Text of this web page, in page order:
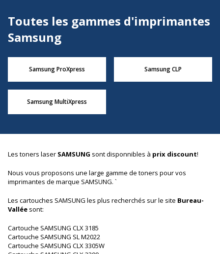
Toutes les gammes d'imprimantes
Samsung
Samsung ProXpress Samsung CLP
Samsung MultiXpress
Les toners laser SAMSUNG sont disponnibles à prix discount!
Nous vous proposons une large gamme de toners pour vos
imprimantes de marque SAMSUNG. `
Les cartouches SAMSUNG les plus recherchés sur le site Bureau-
Vallée sont:
Cartouche SAMSUNG CLX 3185
Cartouche SAMSUNG SL M2022
Cartouche SAMSUNG CLX 3305W